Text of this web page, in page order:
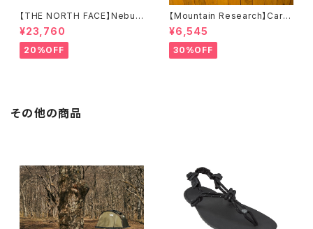
【THE NORTH FACE】Nebula
Tarp 2
¥23,760
20%OFF
【Mountain Research】Carry
All （A）
¥6,545
30%OFF
その他の商品